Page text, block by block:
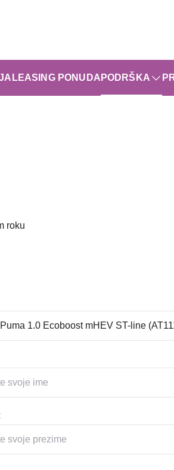
LEASING PONUDA PODRŠKA
roku